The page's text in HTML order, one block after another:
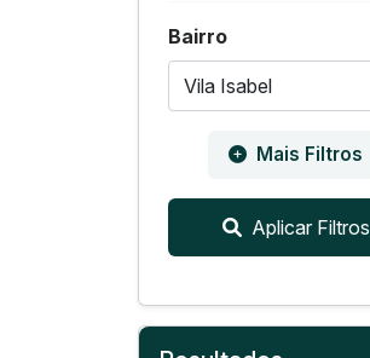
Bairro
Mais Filtros
Aplicar Filtros